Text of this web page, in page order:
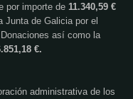
por importe de 11.340,59 €
Junta de Galicia por el
así como la
€.
administrativa de los